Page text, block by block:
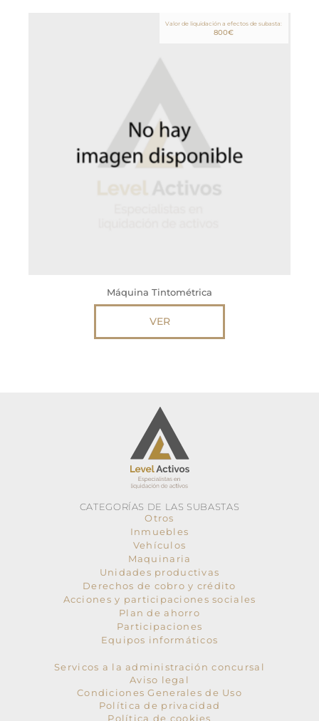
Máquina Tintométrica
Valor de liquidación a efectos de subasta:
800€
VER
CATEGORÍAS DE LAS SUBASTAS
Otros
Inmuebles
Vehículos
Maquinaria
Unidades productivas
Derechos de cobro y crédito
Acciones y participaciones sociales
Plan de ahorro
Participaciones
Equipos informáticos
Servicos a la administración concursal
Aviso legal
Condiciones Generales de Uso
Política de privacidad
Política de cookies